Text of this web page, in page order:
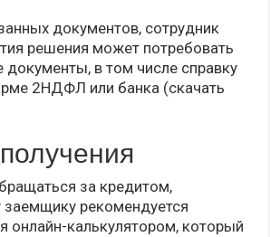
документов, сотрудник
решения может потребовать
документы, в том числе справку
2НДФЛ или банка (скачать
за кредитом,
заемщику рекомендуется
онлайн-калькулятором, который